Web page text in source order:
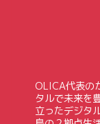
OLICA代表の
タルで未来を
立ったデジタ